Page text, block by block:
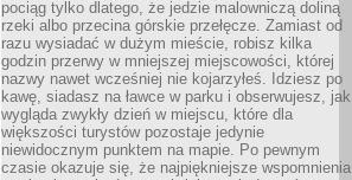
pociąg tylko dlatego, że jedzie malowniczą doliną
rzeki albo przecina górskie przełęcze. Zamiast od
razu wysiadać w dużym mieście, robisz kilka
godzin przerwy w mniejszej miejscowości, której
nazwy nawet wcześniej nie kojarzyłeś. Idziesz po
kawę, siadasz na ławce w parku i obserwujesz, jak
wygląda zwykły dzień w miejscu, które dla
większości turystów pozostaje jedynie
niewidocznym punktem na mapie. Po pewnym
czasie okazuje się, że najpiękniejsze wspomnienia